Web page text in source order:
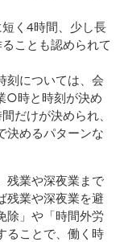
く4時間、少し長
ことも認められて
刻については、会
○時と時刻が決め
だけが決められ、
決めるパターンな
残業や深夜業まで
残業や深夜業を避
除」や「時間外労
ることで、働く時